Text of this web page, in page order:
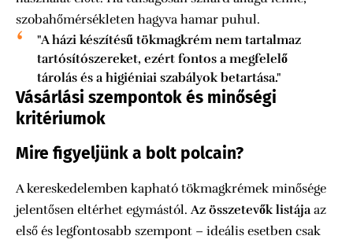
szobahőmérsékleten hagyva hamar puhul.
"A házi készítésű tökmagkrém nem tartalmaz
tartósítószereket, ezért fontos a megfelelő
tárolás és a higiéniai szabályok betartása."
Vásárlási szempontok és minőségi
kritériumok
Mire figyeljünk a bolt polcain?
A kereskedelemben kapható tökmagkrémek minősége
jelentősen eltérhet egymástól. Az összetevők listájaaz
első és legfontosabb szempont – ideális esetben csak